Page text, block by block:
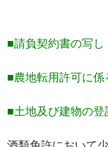
■請負契約書の写し
■農地転用許可に係
■土地及び建物の登